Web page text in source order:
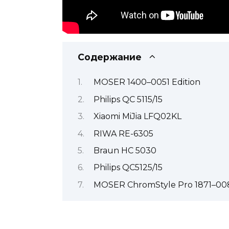
Содержание
MOSER 1400–0051 Edition
Philips QC 5115/15
Xiaomi MiJia LFQ02KL
RIWA RE-6305
Braun HC 5030
Philips QC5125/15
MOSER ChromStyle Pro